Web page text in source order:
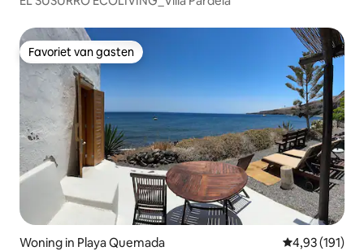
Favoriet van gasten
Favoriet van gasten
Woning in Playa Quemada Gemiddelde
4,93 (191)